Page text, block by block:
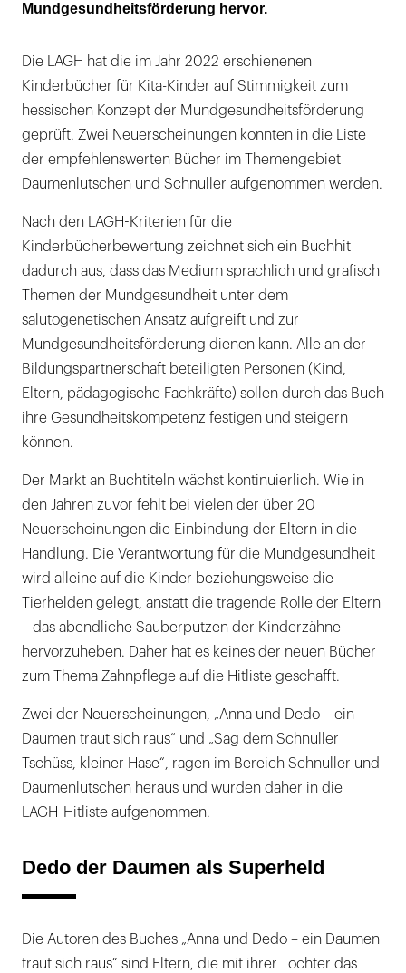
Mundgesundheitsförderung hervor.
Die LAGH hat die im Jahr 2022 erschienenen
Kinderbücher für Kita-Kinder auf Stimmigkeit zum
hessischen Konzept der Mund­gesundheitsförderung
geprüft. Zwei Neuerscheinungen konnten in die Liste
der empfehlenswerten Bücher im Themengebiet
Daumenlutschen und Schnuller aufgenommen werden.
Nach den LAGH-Kriterien für die
Kinderbücherbewertung zeichnet sich ein Buchhit
dadurch aus, dass das Medium sprachlich und grafisch
Themen der Mundgesundheit unter dem
salutogenetischen Ansatz aufgreift und zur
Mundgesundheitsförderung dienen kann. Alle an der
Bildungspartnerschaft beteiligten Personen (Kind,
Eltern, pädagogische Fachkräfte) sollen durch das Buch
ihre Gesundheitskompetenz festigen und steigern
können.
Der Markt an Buchtiteln wächst kontinuierlich. Wie in
den Jahren zuvor fehlt bei vielen der über 20
Neuerscheinungen die Einbindung der Eltern in die
Handlung. Die Verantwortung für die Mundgesundheit
wird alleine auf die Kinder beziehungsweise die
Tierhelden gelegt, anstatt die tragende Rolle der Eltern
– das abendliche Sauberputzen der Kinderzähne –
hervorzuheben. Daher hat es keines der neuen Bücher
zum Thema Zahnpflege auf die Hitliste geschafft.
Zwei der Neuerscheinungen, „Anna und Dedo – ein
Daumen traut sich raus“ und „Sag dem Schnuller
Tschüss, kleiner Hase“, ragen im Bereich Schnuller und
Daumenlutschen heraus und wurden daher in die
LAGH-Hitliste aufgenommen.
Dedo der Daumen als Superheld
Die Autoren des Buches „Anna und Dedo – ein Daumen
traut sich raus“ sind Eltern, die mit ihrer Tochter das